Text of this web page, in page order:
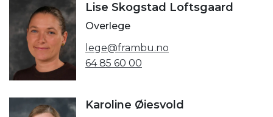
Lise Skogstad Loftsgaard
Overlege
lege@frambu.no
64 85 60 00
Karoline Øiesvold